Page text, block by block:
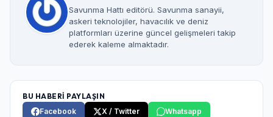
Savunma Hattı editörü. Savunma sanayii,
askeri teknolojiler, havacılık ve deniz
platformları üzerine güncel gelişmeleri takip
ederek kaleme almaktadır.
BU HABERİ PAYLAŞIN
Facebook
X / Twitter Whatsapp